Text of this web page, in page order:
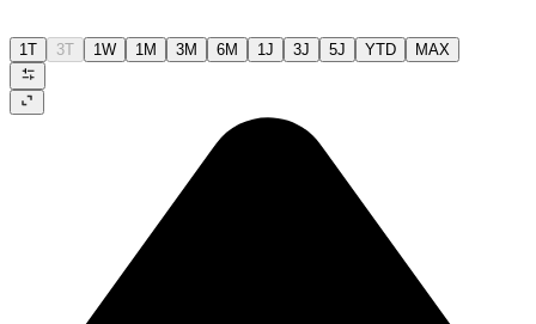
1T 3T 1W 1M 3M 6M 1J 3J 5J YTD MAX